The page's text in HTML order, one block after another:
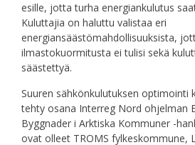
esille, jotta turha energiankulutus
Kuluttajia on haluttu valistaa eri
energiansäästömahdollisuuksista,
ilmastokuormitusta ei tulisi sekä
säästettyä.
Suuren sähkönkulutuksen optimointi
tehty osana Interreg Nord ohjelman
Byggnader i Arktiska Kommuner -
ovat olleet TROMS fylkeskommune,